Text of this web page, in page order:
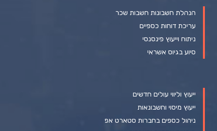
הנהלת חשבונות חשבות שכר
עריכת דוחות כספיים
ניתוח וייעוץ פינסנסי
סיוע בגיוס אשראי
ייעוץ וליווי עולים חדשים
ייעוץ מיסוי וחשבונאות
ניהול כספים בחברות סטארט אפ